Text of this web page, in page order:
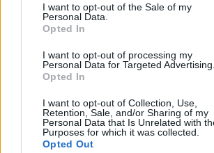
I want to opt-out of the Sale of my
Personal Data.
Opted In
I want to opt-out of processing my
Personal Data for Targeted Advertising.
Opted In
I want to opt-out of Collection, Use,
Retention, Sale, and/or Sharing of my
Personal Data that Is Unrelated with
Purposes for which it was collected.
Opted Out
moment. Nous mettrons cette
que ce sera le cas.
Pour suivre l'actu Kell Brook,
vous rendre chez notre
RezoSport.com qui sélectionne
des meilleurs médias, et propose
classements, calendriers et